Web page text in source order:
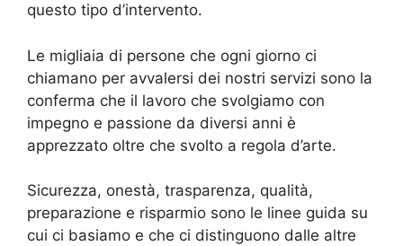
questo tipo d’intervento.
Le migliaia di persone che ogni giorno ci
chiamano per avvalersi dei nostri servizi sono la
conferma che il lavoro che svolgiamo con
impegno e passione da diversi anni è
apprezzato oltre che svolto a regola d’arte.
Sicurezza, onestà, trasparenza, qualità,
preparazione e risparmio sono le linee guida su
cui ci basiamo e che ci distinguono dalle altre